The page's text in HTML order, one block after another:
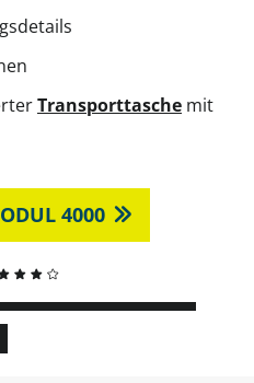
Transporttasche mit
4000